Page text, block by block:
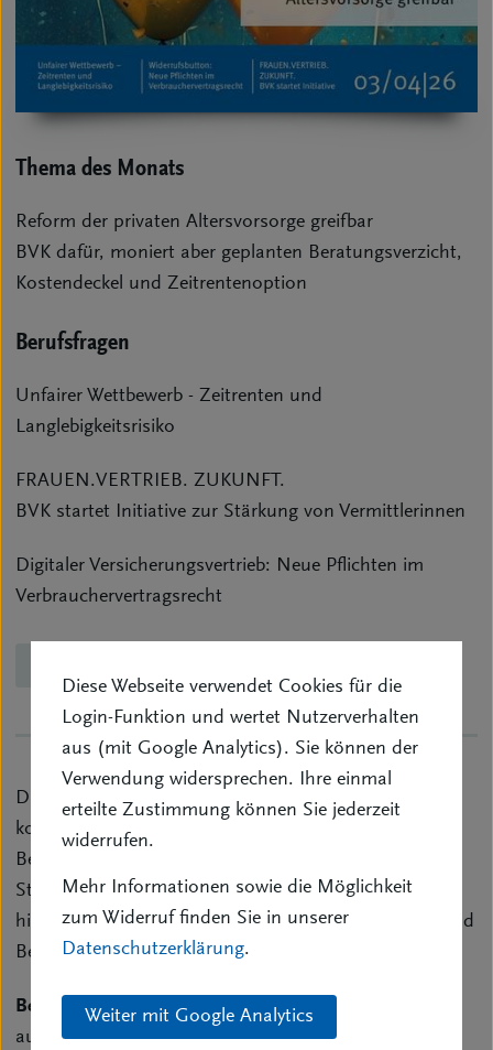
Diese Webseite verwendet Cookies für die
Login-Funktion und wertet Nutzerverhalten
aus (mit Google Analytics). Sie können der
Verwendung widersprechen. Ihre einmal
erteilte Zustimmung können Sie jederzeit
widerrufen.
Mehr Informationen sowie die Möglichkeit
zum Widerruf finden Sie in unserer
Datenschutzerklärung.
Weiter mit Google Analytics
Thema des Monats
Reform der privaten Altersvorsorge greifbar
BVK dafür, moniert aber geplanten Beratungsverzicht,
Kostendeckel und Zeitrentenoption
Berufsfragen
Unfairer Wettbewerb - Zeitrenten und
Langlebigkeitsrisiko
FRAUEN.VERTRIEB. ZUKUNFT.
BVK startet Initiative zur Stärkung von Vermittlerinnen
Digitaler Versicherungsvertrieb: Neue Pflichten im
Verbrauchervertragsrecht
Die Zeitschrift „VersicherungsVermittlung“ bietet
kompakte Berichte, Analysen und Tipps aus allen
Bereichen: beginnend mit Berufspolitik, Rechts- und
Steuerfragen, Gerichtsurteilen und vielem anderen bis
hin zu Nachrichten aus den Vertretervereinigungen und
Bezirksverbänden des BVK.
Bezugshinweis:
Die VersicherungsVermittlung kann
auch von Nicht-Mitgliedern im Jahresabonnement für